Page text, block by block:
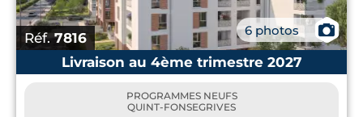
Réf.7816 6 photos
📷
Livraison au 4ème trimestre 2027
PROGRAMMES NEUFS
QUINT-FONSEGRIVES